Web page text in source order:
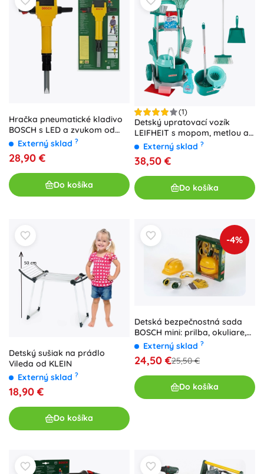
Hračka pneumatické kladivo
BOSCH s LED a zvukom od
KleinExterný sklad ?
28,90 €
Do košíka
(1)
Detský upratovací vozík
LEIFHEIT s mopom, metlou a
doplnkami KLEIN
Externý sklad ?
38,50 €
Do košíka
Detský sušiak na prádlo
Vileda od KLEIN
Externý sklad ?
18,90 €
Do košíka
-4%
Detská bezpečnostná sada
BOSCH mini: prilba, okuliare,
chrániče sluchu a rukavice od
Externý sklad ?
24,50 €25,50 €
Do košíka